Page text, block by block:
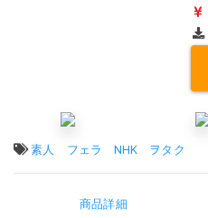
タグ:
素人 フェラ NHK ヲタク
商品詳細